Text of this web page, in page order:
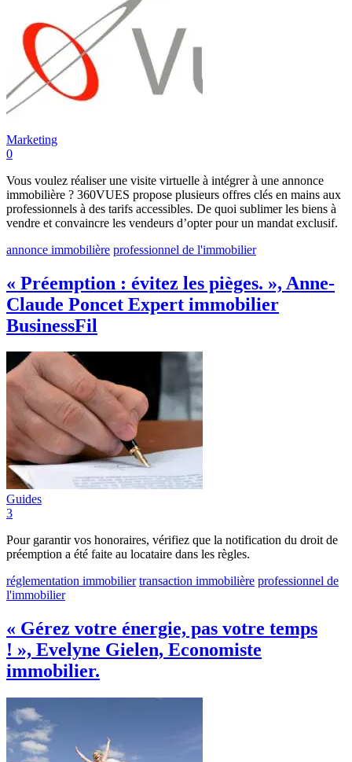
Marketing
0
Vous voulez réaliser une visite virtuelle à intégrer à une annonce
immobilière ? 360VUES propose plusieurs offres clés en mains aux
professionnels à des tarifs accessibles. De quoi sublimer les biens à
vendre et convaincre les vendeurs d’opter pour un mandat exclusif.
annonce immobilière professionnel de l'immobilier
« Préemption : évitez les pièges. », Anne-
Claude Poncet Expert immobilier
BusinessFil
Guides
3
Pour garantir vos honoraires, vérifiez que la notification du droit de
préemption a été faite au locataire dans les règles.
réglementation immobilier transaction immobilière professionnel de
l'immobilier
« Gérez votre énergie, pas votre temps
! », Evelyne Gielen, Economiste
immobilier.